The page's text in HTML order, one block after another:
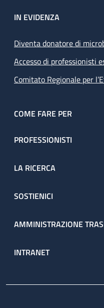
IN EVIDENZA
Diventa donatore di
Accesso di professionisti
Comitato Regionale per
COME FARE PER
PROFESSIONISTI
LA RICERCA
SOSTIENICI
AMMINISTRAZIONE
INTRANET